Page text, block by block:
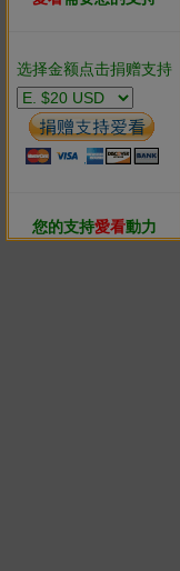
选择金额点击捐赠支持
您的支持愛看動力